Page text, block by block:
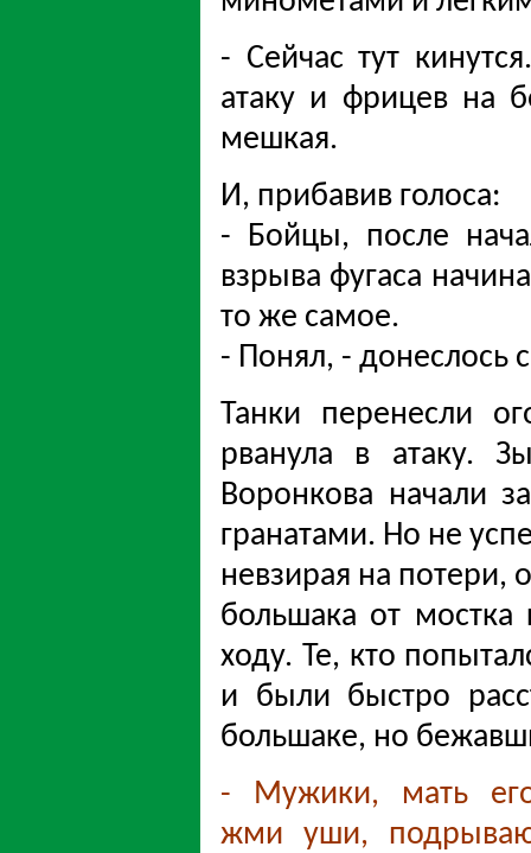
- Сейчас тут
атаку и фрицев на
мешкая.
И, прибавив голоса:
- Бойцы, после
взрыва фугаса
то же самое.
- Понял, - донеслось
Танки перенесли
рванула в атаку.
Воронкова начали
гранатами. Но не
невзирая на потери,
большака от мостка
ходу. Те, кто
и были быстро
большаке, но
- Мужики, мать
жми уши,